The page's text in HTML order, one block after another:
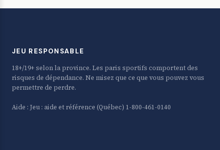
JEU RESPONSABLE
18+/19+ selon la province. Les paris sportifs comportent des
risques de dépendance. Ne misez que ce que vous pouvez vous
permettre de perdre.
Aide : Jeu : aide et référence (Québec) 1-800-461-0140